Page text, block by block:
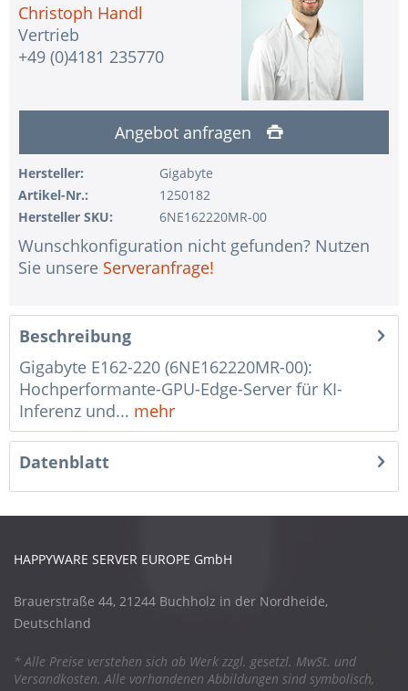
Christoph Handl
Vertrieb
+49 (0)4181 235770
Angebot anfragen
Hersteller:
Gigabyte
Artikel-Nr.:
1250182
Hersteller SKU:
6NE162220MR-00
Wunschkonfiguration nicht gefunden? Nutzen
Sie unsere Serveranfrage!
Beschreibung
Gigabyte E162-220 (6NE162220MR-00):
Hochperformante-GPU-Edge-Server für KI-
Inferenz und... mehr
Datenblatt
HAPPYWARE SERVER EUROPE GmbH
Brauerstraße 44, 21244 Buchholz in der Nordheide,
Deutschland
* Alle Preise verstehen sich ab Werk zzgl. gesetzl. MwSt. und
Versandkosten. Alle vorhandenen Abbildungen sind symbolisch,